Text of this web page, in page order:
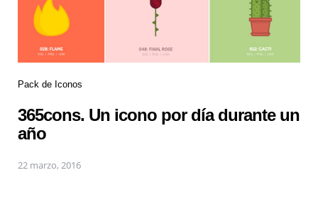
Pack de Iconos
365cons. Un icono por día durante un
año
22 marzo, 2016